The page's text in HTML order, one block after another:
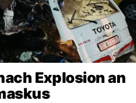
Explosion an